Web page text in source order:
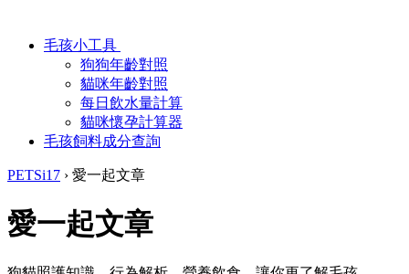
毛孩小工具
狗狗年齡對照
貓咪年齡對照
每日飲水量計算
貓咪懷孕計算器
毛孩飼料成分查詢
PETSi17 › 愛一起文章
愛一起文章